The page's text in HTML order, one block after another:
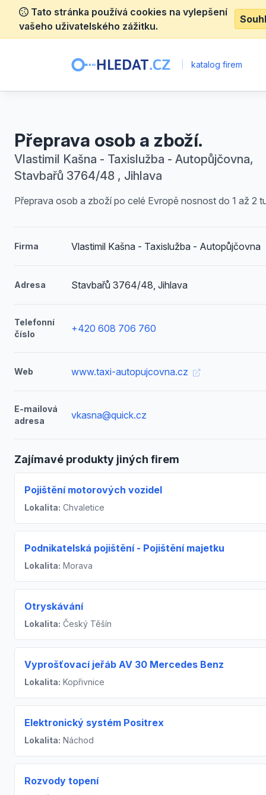
Tato stránka používá cookies na vylepšení
vašeho uživatelského zážitku.
katalog firem
Přeprava osob a zboží.
Vlastimil Kašna - Taxislužba - Autopůjčovna,
Stavbařů 3764/48 , Jihlava
Přeprava osob a zboží po celé Evropě nosnost do 1 až 2
Firma Vlastimil Kašna - Taxislužba - Autopůjčovna
Adresa Stavbařů 3764/48, Jihlava
Telefonní
číslo
+420 608 706 760
Web www.taxi-autopujcovna.cz
E-mailová
adresa
vkasna@quick.cz
Zajímavé produkty jiných firem
Pojištění motorových vozidel
Lokalita: Chvaletice
Podnikatelská pojištění - Pojištění majetku
Lokalita: Morava
Otryskávání
Lokalita: Český Těšín
Vyprošťovací jeřáb AV 30 Mercedes Benz
Lokalita: Kopřivnice
Elektronický systém Positrex
Lokalita: Náchod
Rozvody topení